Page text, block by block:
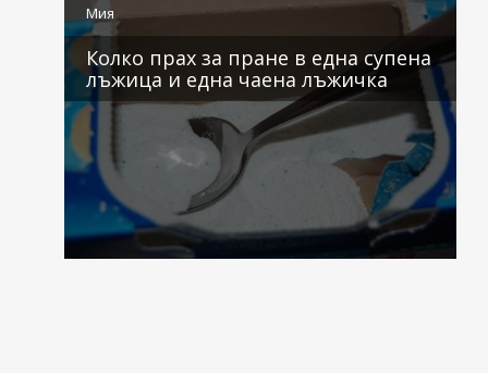
Мия
Колко прах за пране в една супена
лъжица и една чаена лъжичка